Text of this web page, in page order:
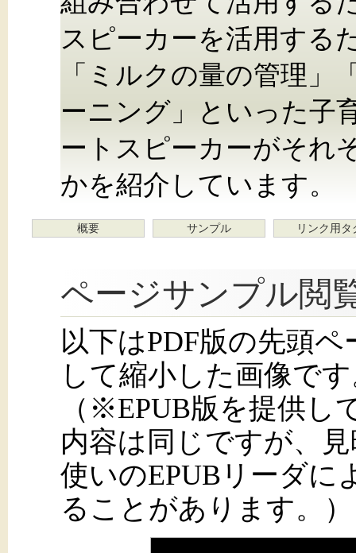
スピーカーを活用する
「ミルクの量の管理」
ーニング」といった子
ートスピーカーがそれ
かを紹介しています。
概要 サンプル リンク用タ
ページサンプル閲
以下はPDF版の先頭
して縮小した画像で
（※EPUB版を提供し
内容は同じですが、
使いのEPUBリーダに
ることがあります。）